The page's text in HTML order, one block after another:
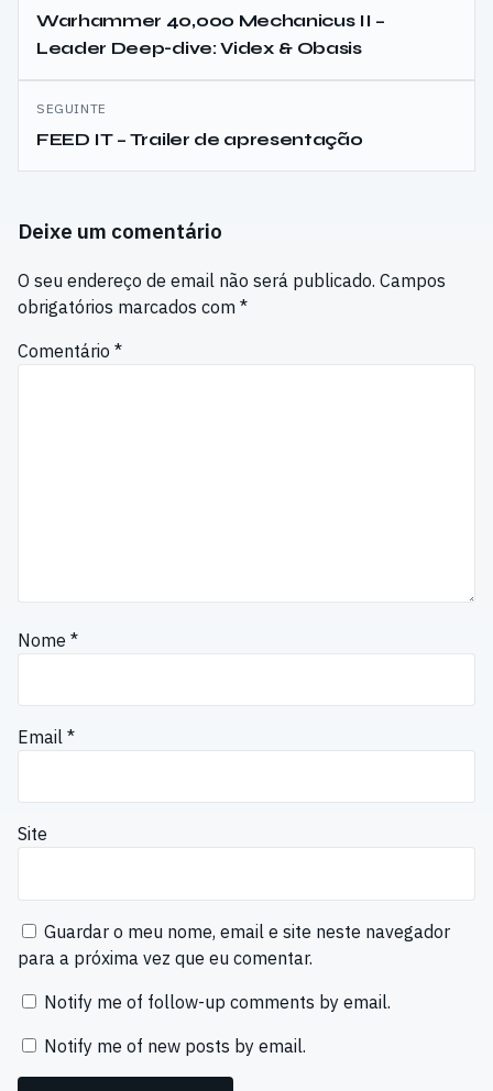
de
artigos
Warhammer 40,000 Mechanicus II –
Leader Deep-dive: Videx & Obasis
SEGUINTE
FEED IT – Trailer de apresentação
Deixe um comentário
O seu endereço de email não será publicado. Campos
obrigatórios marcados com *
Comentário *
Nome *
Email *
Site
Guardar o meu nome, email e site neste navegador
para a próxima vez que eu comentar.
Notify me of follow-up comments by email.
Notify me of new posts by email.